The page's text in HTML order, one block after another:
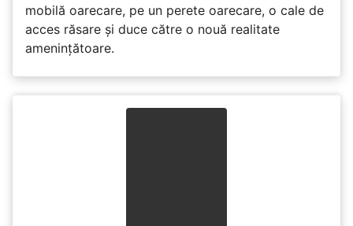
mobilă oarecare, pe un perete oarecare, o cale de
acces răsare și duce către o nouă realitate
amenințătoare.